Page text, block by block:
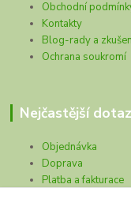
Obchodní
Kontakty
Blog-rady a
Ochrana soukromí
Nejčastější
Objednávka
Doprava
Platba a fakturace